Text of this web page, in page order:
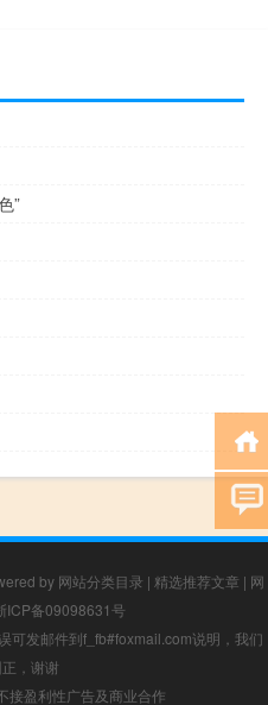
”
by 网站分类目录 | 精选推荐文章 | 网
ICP备09098631号
可发邮件到f_fb#foxmail.com说明，我们
，谢谢
接盈利性广告及商业合作